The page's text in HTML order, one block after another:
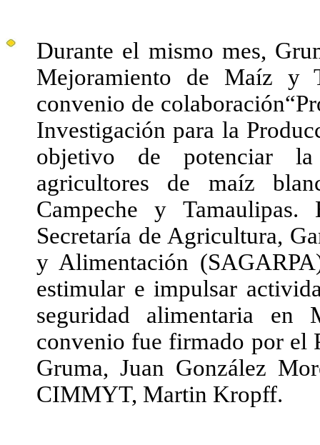
Durante el mismo mes,
Mejoramiento de Maíz y
convenio de
Investigación para la
objetivo de potenciar la
agricultores de maíz
Campeche y
Secretaría de Agricultura,
y Alimentación
estimular e impulsar
seguridad alimentaria
convenio fue firmado por el
Gruma, Juan González
CIMMYT, Martin Kropff.